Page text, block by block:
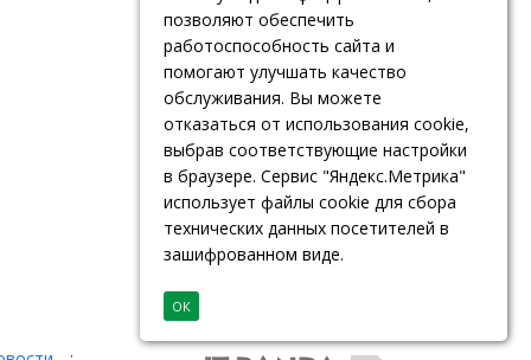
позволяют обеспечить
работоспособность сайта и
помогают улучшать качество
обслуживания. Вы можете
отказаться от использования cookie,
выбрав соответствующие настройки
в браузере. Сервис "Яндекс.Метрика"
использует файлы cookie для сбора
технических данных посетителей в
зашифрованном виде.
ОК